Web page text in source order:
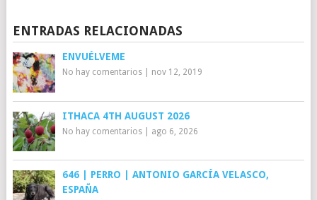
ENTRADAS RELACIONADAS
ENVUÉLVEME
No hay comentarios| nov 12, 2019
ITHACA 4TH AUGUST 2026
No hay comentarios| ago 6, 2026
646 | PERRO | ANTONIO GARCÍA VELASCO,
ESPAÑA